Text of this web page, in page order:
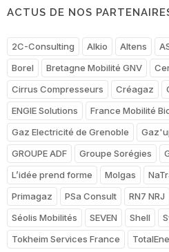
ACTUS DE NOS
2C-Consulting Alkio Altens
Borel
Bretagne Mobilité GNV
Cirrus Compresseurs
Créagaz
ENGIE Solutions
France Mobilité
Gaz Electricité de Grenoble
GROUPE ADF
Groupe Sorégies
L’idée prend forme
Molgas
Primagaz
PSa Consult RN7 NRJ
Séolis Mobilités
SEVEN Shell
Tokheim Services France